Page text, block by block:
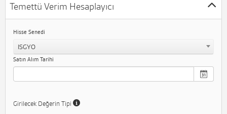
Temettü Verim Hesaplayıcı
Hisse Senedi
ISGYO
Satın Alım Tarihi
Girilecek Değerin Tipi